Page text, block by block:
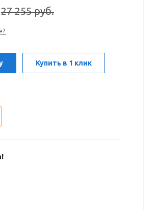
27 255 руб.
Купить в 1 клик